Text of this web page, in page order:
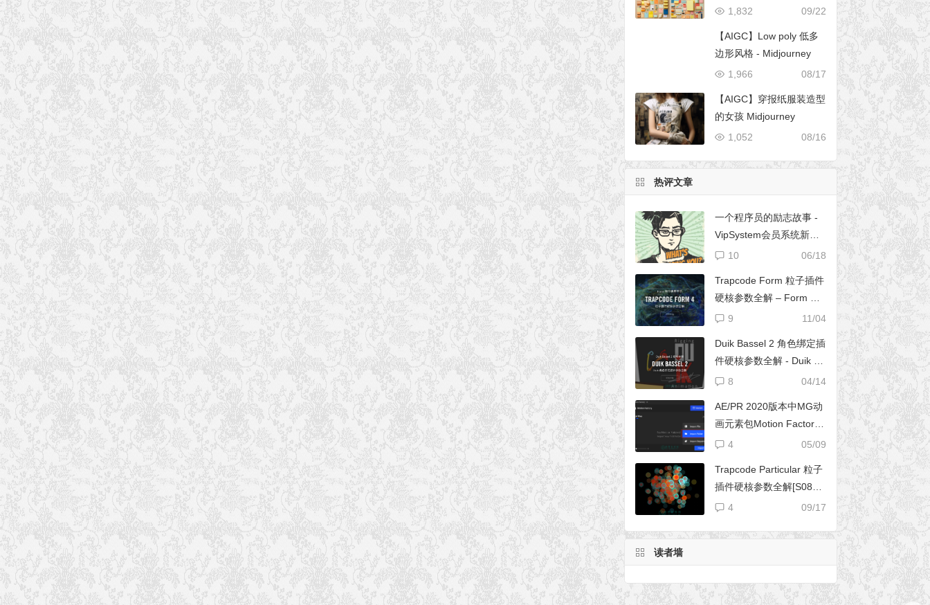
mpt
09/22
1,832
【AIGC】Low poly 低多
边形风格 - Midjourney
08/17
1,966
【AIGC】穿报纸服装造型
的女孩 Midjourney
08/16
1,052
热评文章
一个程序员的励志故事 -
VipSystem会员系统新版
开发
06/18
10
Trapcode Form 粒子插件
硬核参数全解 – Form 完
全使用手册
11/04
9
Duik Bassel 2 角色绑定插
件硬核参数全解 - Duik 16
完全使用手册
04/14
8
AE/PR 2020版本中MG动
画元素包Motion Factory
脚本无法导入文件夹05/09
4
Trapcode Particular 粒子
插件硬核参数全解[S08E0
2] – 阴影设置（Shadowle
09/17
4
读者墙